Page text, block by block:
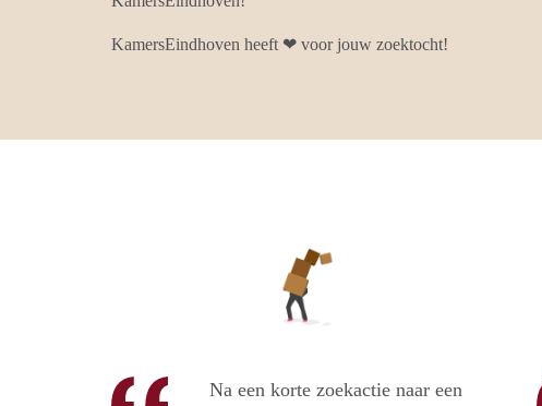
KamersEindhoven heeft ❤ voor jouw zoektocht!
Na een korte zoekactie naar een